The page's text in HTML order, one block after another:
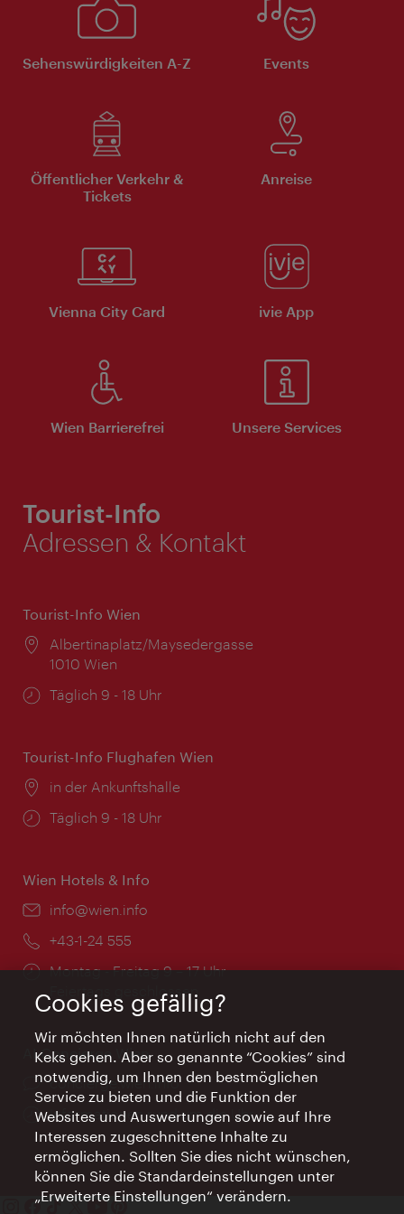
Sehenswürdigkeiten A-Z Events
Öffentlicher Verkehr &
Tickets
Anreise
Vienna City Card ivie App
Wien Barrierefrei Unsere Services
Tourist-Info
Adressen & Kontakt
Tourist-Info Wien
Ort:
Albertinaplatz/Maysedergasse
1010 Wien
Öffnungszeiten:
Täglich 9 - 18 Uhr
Tourist-Info Flughafen Wien
Ort:
in der Ankunftshalle
Öffnungszeiten:
Täglich 9 - 18 Uhr
Wien Hotels & Info
Email:
info@wien.info
Telefon:
+43-1-24 555
Öffnungszeiten:
Montag - Freitag 9 – 17 Uhr
Feiertags geschlossen
AI Concierge Wien
Ort:
concierge.wien.info
Öffnungszeiten:
Informationen rund um die Uhr
Cookies gefällig?
Wir möchten Ihnen natürlich nicht auf den
Keks gehen. Aber so genannte “Cookies” sind
notwendig, um Ihnen den bestmöglichen
Service zu bieten und die Funktion der
Websites und Auswertungen sowie auf Ihre
Interessen zugeschnittene Inhalte zu
ermöglichen. Sollten Sie dies nicht wünschen,
können Sie die Standardeinstellungen unter
„Erweiterte Einstellungen“ verändern.